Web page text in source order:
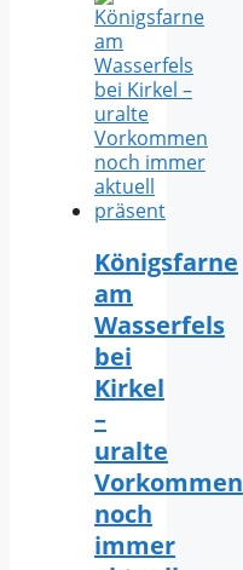
Königsfarne
am
Wasserfels
bei
Kirkel
–
uralte
Vorkommen
noch
immer